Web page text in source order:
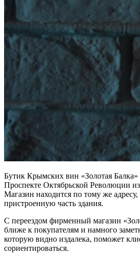
Бутик Крымских вин «Золотая Балка»
Проспекте Октябрьской Революции
Магазин находится по тому же адресу,
пристроенную часть здания.
С переездом фирменный магазин
ближе к покупателям и намного
которую видно издалека, поможет
сориентироваться.